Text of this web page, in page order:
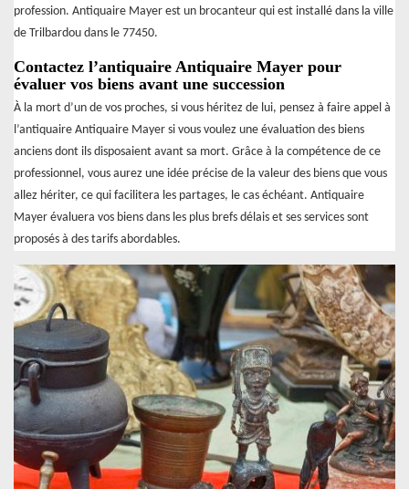
profession. Antiquaire Mayer est un brocanteur qui est installé dans la ville
de Trilbardou dans le 77450.
Contactez l’antiquaire Antiquaire Mayer pour
évaluer vos biens avant une succession
À la mort d’un de vos proches, si vous héritez de lui, pensez à faire appel à
l’antiquaire Antiquaire Mayer si vous voulez une évaluation des biens
anciens dont ils disposaient avant sa mort. Grâce à la compétence de ce
professionnel, vous aurez une idée précise de la valeur des biens que vous
allez hériter, ce qui facilitera les partages, le cas échéant. Antiquaire
Mayer évaluera vos biens dans les plus brefs délais et ses services sont
proposés à des tarifs abordables.